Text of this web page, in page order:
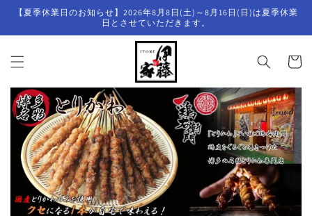
ンツに
【夏季休業日のお知らせ】2026年8月8日(土)～8月16日(日)は夏季休業
日とさせていただきます。
ー